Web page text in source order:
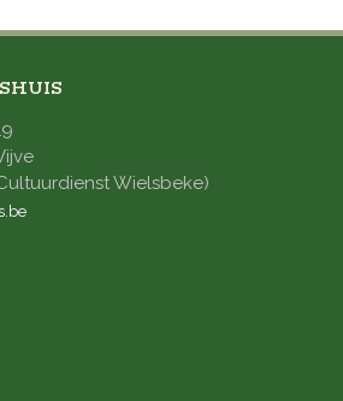
Wielsbeke)